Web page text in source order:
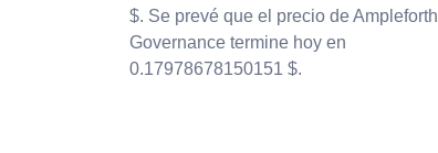
$. Se prevé que el precio de Ampleforth
Governance termine hoy en
0.17978678150151 $.